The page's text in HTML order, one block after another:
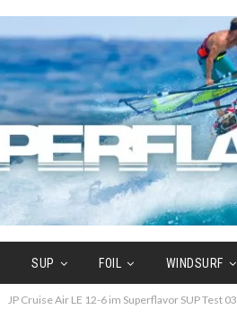
SUP FOIL WINDSURF
JP Cruise Air LE 12-6 im Superflavor SUP Test 03